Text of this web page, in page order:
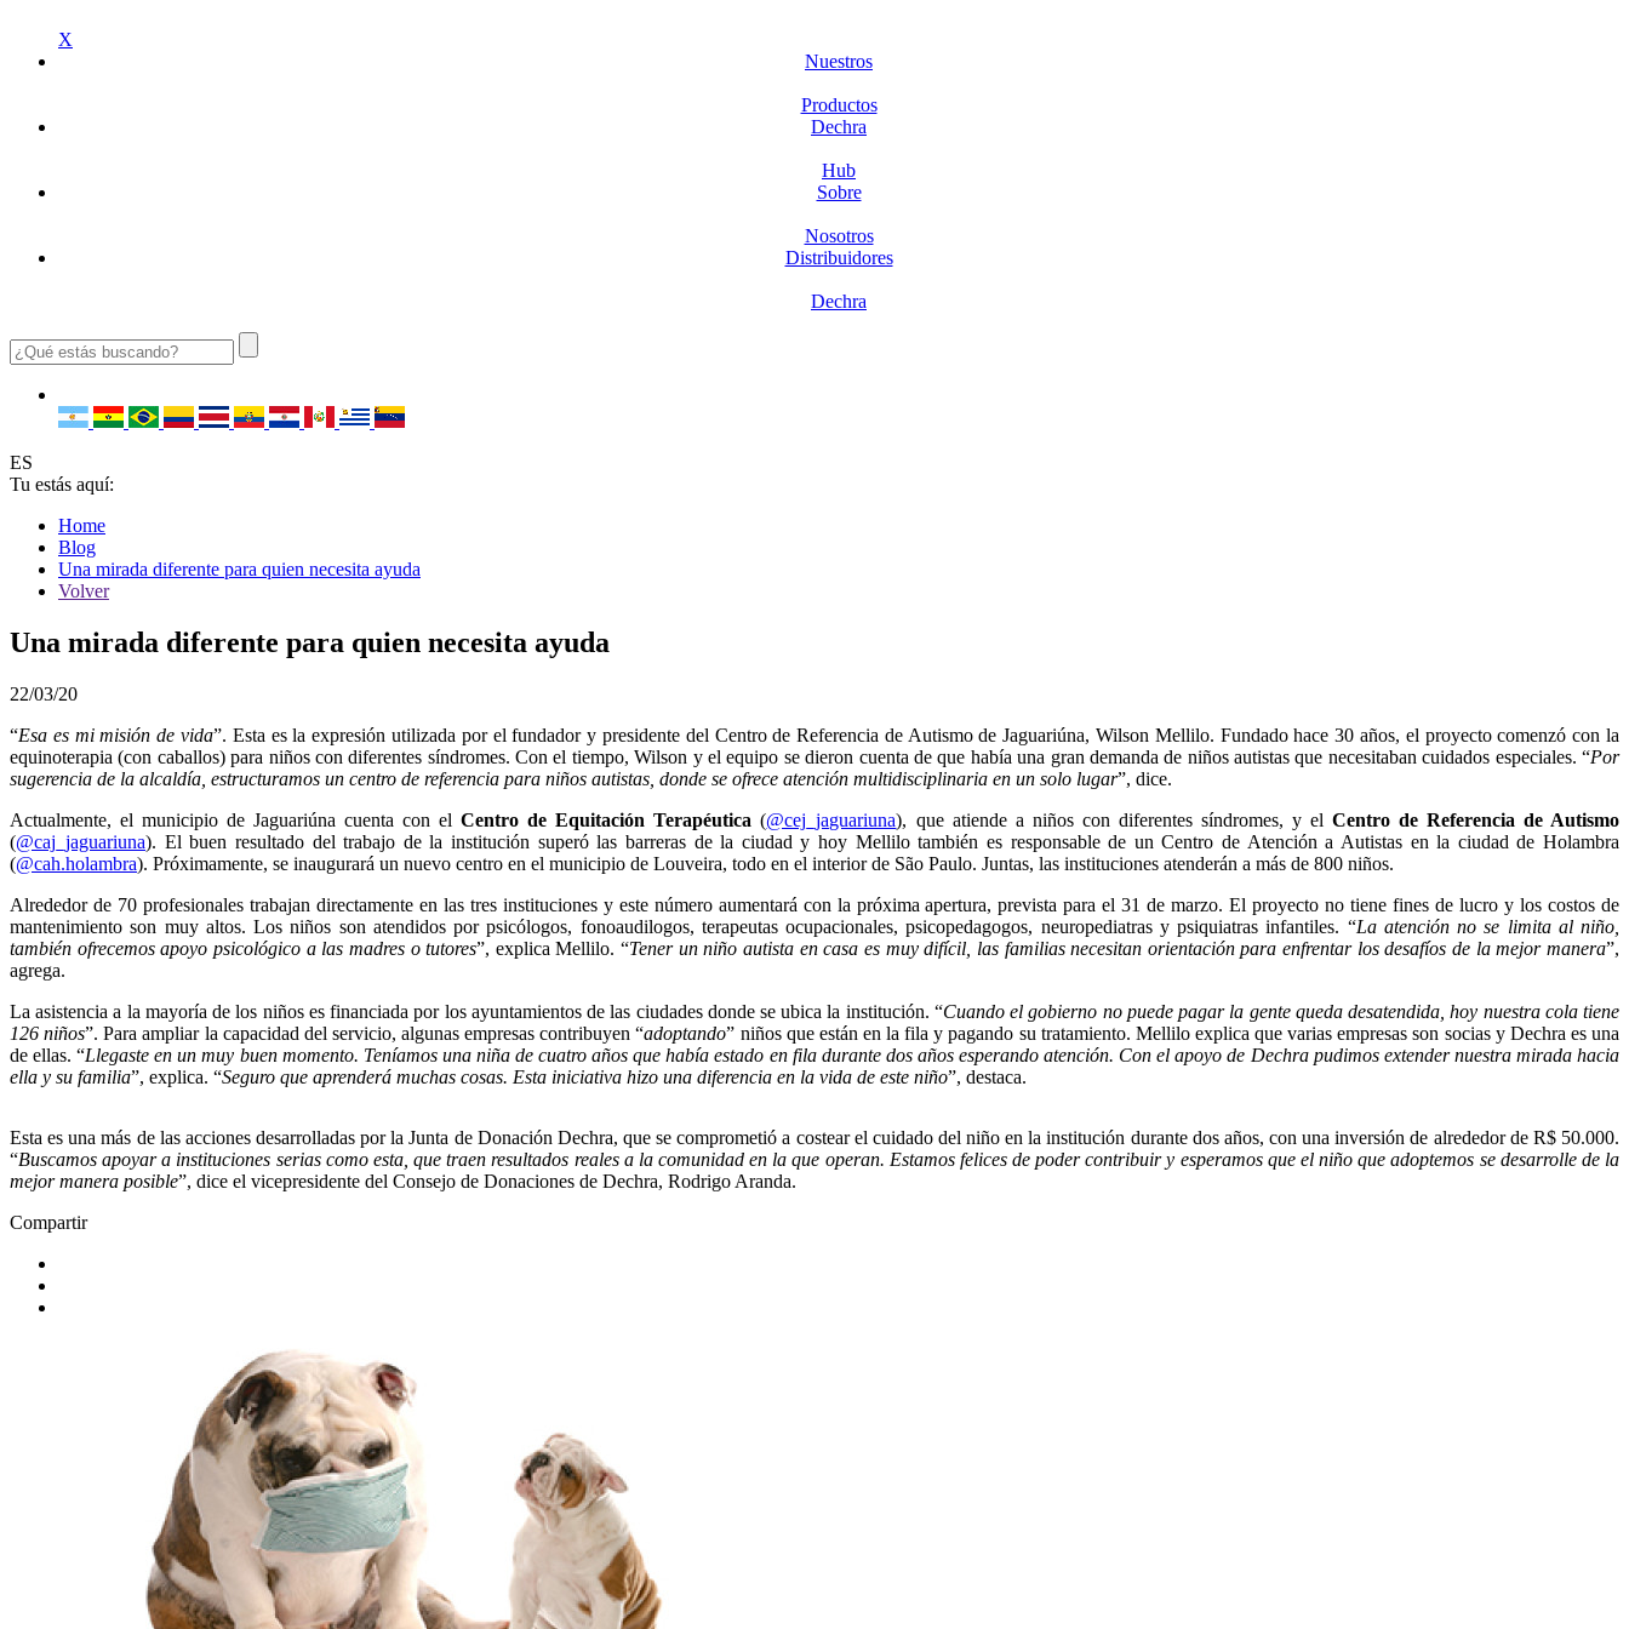
X
Nuestros
Productos
Dechra
Hub
Sobre
Nosotros
Distribuidores
Dechra
ES
Tu estás aquí:
Home
Blog
Una mirada diferente para quien necesita ayuda
Volver
Una mirada diferente para quien necesita ayuda
22/03/20
“Esa es mi misión de vida”. Esta es la expresión utilizada por el fundador y presidente del Centro de Referencia de Autismo de Jaguariúna, Wilson Mellilo. Fundado hace 30 años, el proyecto comenzó con la
equinoterapia (con caballos) para niños con diferentes síndromes. Con el tiempo, Wilson y el equipo se dieron cuenta de que había una gran demanda de niños autistas que necesitaban cuidados especiales. “Por
sugerencia de la alcaldía, estructuramos un centro de referencia para niños autistas, donde se ofrece atención multidisciplinaria en un solo lugar”, dice.
Actualmente, el municipio de Jaguariúna cuenta con elCentro de Equitación Terapéutica (@cej_jaguariuna), que atiende a niños con diferentes síndromes, y el Centro de Referencia de Autismo
(@caj_jaguariuna). El buen resultado del trabajo de la institución superó las barreras de la ciudad y hoy Mellilo también es responsable de un Centro de Atención a Autistas en la ciudad de Holambra
(@cah.holambra). Próximamente, se inaugurará un nuevo centro en el municipio de Louveira, todo en el interior de São Paulo. Juntas, las instituciones atenderán a más de 800 niños.
Alrededor de 70 profesionales trabajan directamente en las tres instituciones y este número aumentará con la próxima apertura, prevista para el 31 de marzo. El proyecto no tiene fines de lucro y los costos de
mantenimiento son muy altos. Los niños son atendidos por psicólogos, fonoaudilogos, terapeutas ocupacionales, psicopedagogos, neuropediatras y psiquiatras infantiles. “La atención no se limita al niño,
también ofrecemos apoyo psicológico a las madres o tutores”, explica Mellilo. “Tener un niño autista en casa es muy difícil, las familias necesitan orientación para enfrentar los desafíos de la mejor manera”,
agrega.
La asistencia a la mayoría de los niños es financiada por los ayuntamientos de las ciudades donde se ubica la institución. “Cuando el gobierno no puede pagar la gente queda desatendida, hoy nuestra cola tiene
126 niños”. Para ampliar la capacidad del servicio, algunas empresas contribuyen “adoptando” niños que están en la fila y pagando su tratamiento. Mellilo explica que varias empresas son socias y Dechra es una
de ellas. “Llegaste en un muy buen momento. Teníamos una niña de cuatro años que había estado en fila durante dos años esperando atención. Con el apoyo de Dechra pudimos extender nuestra mirada hacia
ella y su familia”, explica. “Seguro que aprenderá muchas cosas. Esta iniciativa hizo una diferencia en la vida de este niño”, destaca.
Esta es una más de las acciones desarrolladas por la Junta de Donación Dechra, que se comprometió a costear el cuidado del niño en la institución durante dos años, con una inversión de alrededor de R$ 50.000.
“Buscamos apoyar a instituciones serias como esta, que traen resultados reales a la comunidad en la que operan. Estamos felices de poder contribuir y esperamos que el niño que adoptemos se desarrolle de la
mejor manera posible”, dice el vicepresidente del Consejo de Donaciones de Dechra, Rodrigo Aranda.
Compartir